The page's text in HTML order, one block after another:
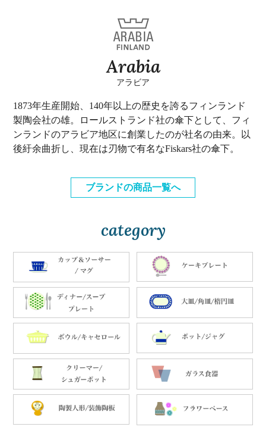
Arabia
アラビア
1873年生産開始、140年以上の歴史を誇るフィンランド
製陶会社の雄。ロールストランド社の傘下として、フィ
ンランドのアラビア地区に創業したのが社名の由来。以
後紆余曲折し、現在は刃物で有名なFiskars社の傘下。
ブランドの商品一覧へ
category